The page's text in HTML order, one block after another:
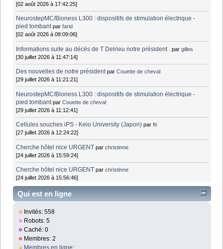
[02 août 2026 à 17:42:25]
NeurostepMC/Bioness L300 : dispositifs de stimulation électrique -
pied tombant parfarid
[02 août 2026 à 08:09:06]
Informations suite au décès de T Delrieu notre président . pargilles
[30 juillet 2026 à 11:47:14]
Des nouvelles de notre président parCouette de cheval
[29 juillet 2026 à 11:21:21]
NeurostepMC/Bioness L300 : dispositifs de stimulation électrique -
pied tombant parCouette de cheval
[29 juillet 2026 à 11:12:41]
Cellules souches iPS - Keio University (Japon) parfti
[27 juillet 2026 à 12:24:22]
Cherche hôtel nice URGENT parchristinne
[24 juillet 2026 à 15:59:24]
Cherche hôtel nice URGENT parchristinne
[24 juillet 2026 à 15:56:46]
Qui est en ligne
Invités: 558
Robots: 5
Caché: 0
Membres: 2
Membres en ligne: